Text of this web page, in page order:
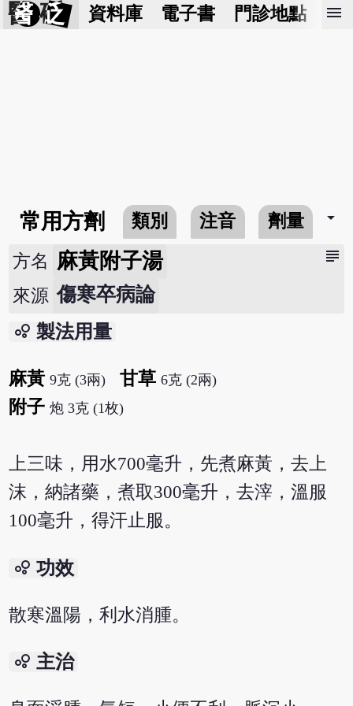
醫 砭 資料庫 電子書 門診地點 預
menu
常用方劑 類別 注音 劑量 arrow_drop_down
subject
方名 麻黃附子湯
來源 傷寒卒病論
bubble_chart 製法用量
麻黃 9克 (3兩) 甘草 6克 (2兩)
附子 炮 3克 (1枚)
上三味，用水700毫升，先煮麻黃，去上
沫，納諸藥，煮取300毫升，去滓，溫服
100毫升，得汗止服。
bubble_chart 功效
散寒溫陽，利水消腫。
bubble_chart 主治